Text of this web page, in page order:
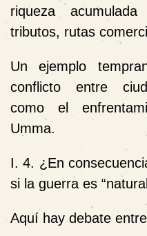
riqueza
tributos, rutas
Un ejemplo
conflicto entre
como el
Umma.
I. 4. ¿En
si la guerra es
Aquí hay debate